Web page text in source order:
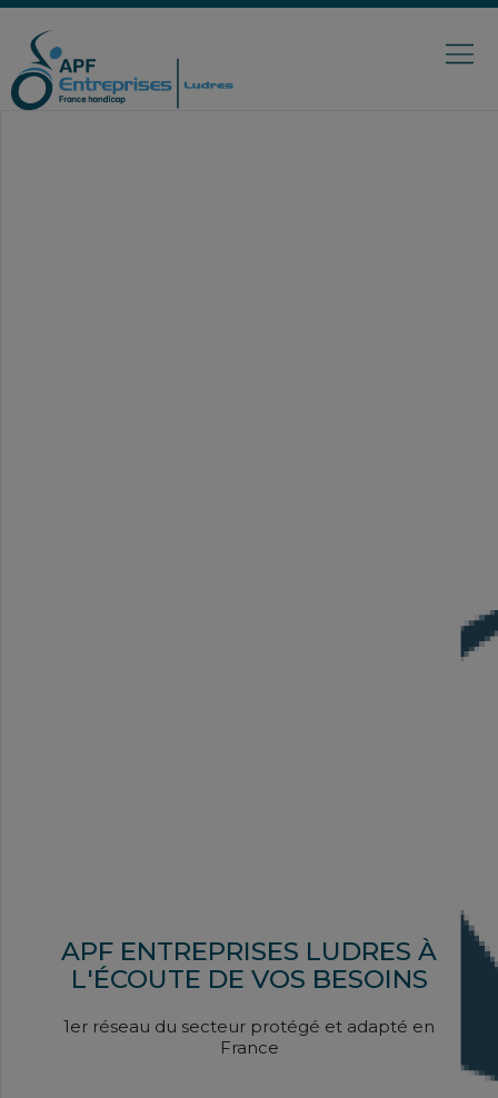
APF ENTREPRISES LUDRES À
L'ÉCOUTE DE VOS BESOINS
1er réseau du secteur protégé et adapté en
France